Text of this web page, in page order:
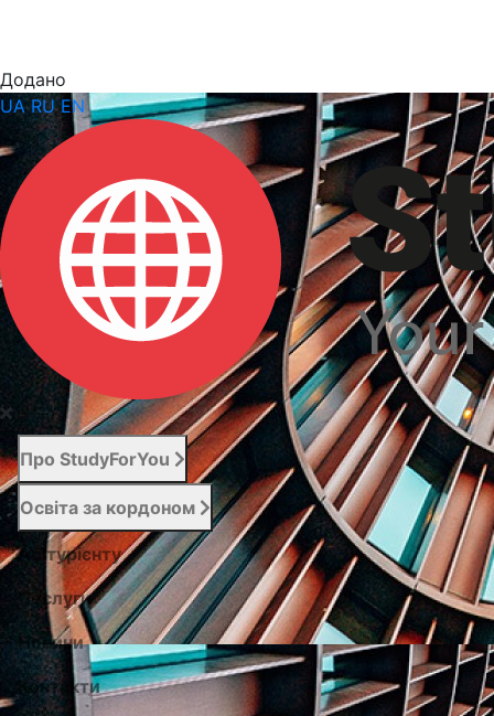
Додано
UA RU EN
Про StudyForYou
Освіта за кордоном
Абітурієнту
Послуги
Новини
Контакти